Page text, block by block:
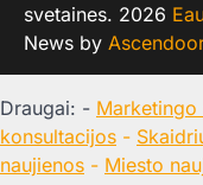
svetaines. 2026
News by
Draugai: - Marketingo
konsultacijos -
naujienos - Miesto